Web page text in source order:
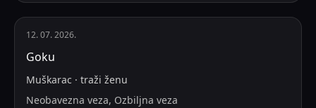
12. 07. 2026.
Goku
Muškarac · traži ženu
Neobavezna veza, Ozbiljna veza